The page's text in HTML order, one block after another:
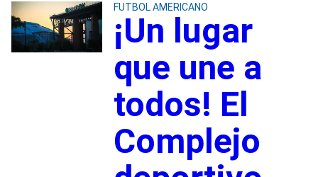
FUTBOL AMERICANO
¡Un lugar
que une a
todos! El
Complejo